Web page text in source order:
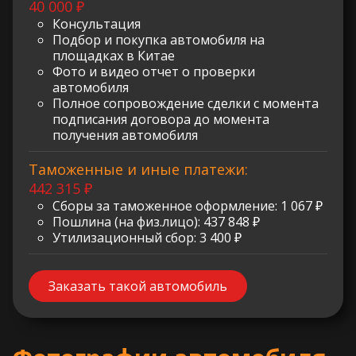
40 000 ₽
Консультация
Подбор и покупка автомобиля на
площадках в Китае
Фото и видео отчет о проверки
автомобиля
Полное сопровождение сделки с момента
подписания договора до момента
получения автомобиля
Таможенные и иные платежи:
442 315 ₽
Сборы за таможенное оформление: 1 067 ₽
Пошлина (на физ.лицо): 437 848 ₽
Утилизационный сбор: 3 400 ₽
Заказать такой автомобиль